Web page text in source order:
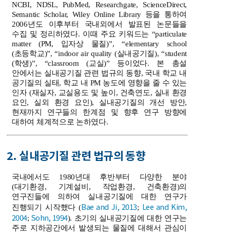
NCBI, NDSL, PubMed, Researchgate, ScienceDirect,
Semantic Scholar, Wiley Online Library 등을 통하여
2006년도 이후부터 국내외에서 발표된 논문들을
수집 및 정리하였다. 이때 주요 키워드는 “particulate
matter (PM, 입자상 물질)”, “elementary school
(초등학교)”, “indoor air quality (실내공기질), “student
(학생)”, “classroom (교실)” 등이었다. 본 총설
안에서는 실내공기질 관련 법규의 동향, 국내 학교 내
공기질의 실태, 학교 내 PM 농도에 영향을 줄 수 있는
인자 (재실자, 교실용도 및 높이, 건축연도, 실내 환경
요인, 실외 환경 요인), 실내공기질의 개선 방안,
현재까지 연구들의 한계점 및 향후 연구 방향에
대하여 체계적으로 논하였다.
2. 실내공기질 관련 법규의 동향
국내에서도 1980년대 후반부터 다양한 분야
(대기환경, 기계설비, 작업환경, 건축환경)의
연구진들에 의하여 실내공기질에 대한 연구가
진행되기 시작했다 (Bae and Ji, 2013; Lee and Kim,
2004; Sohn, 1994). 초기의 실내공기질에 대한 연구는
주로 지하공간에서 발생되는 물질에 대해서 관심이